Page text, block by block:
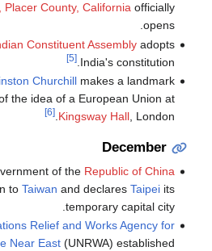
Placer County, Californiaofficially
opens.
Constituent Assemblyadopts
India's constitution.
[5]
Churchillmakes a landmark
the idea of a European Union at
Kingsway Hall, London.
[6]
December
of the Republic of China
to Taiwan and declares Taipeiits
temporary capital city.
Relief and Works Agency for
Near East(UNRWA) established